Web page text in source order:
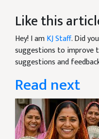
Like this
Hey! I amKJ Staff. Did
suggestions to improve
suggestions and
Read next